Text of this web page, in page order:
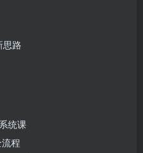
思路
统课
程